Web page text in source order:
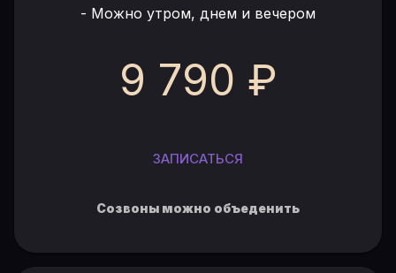
- Можно утром, днем и вечером
9 790 ₽
ЗАПИСАТЬСЯ
Созвоны можно объеденить